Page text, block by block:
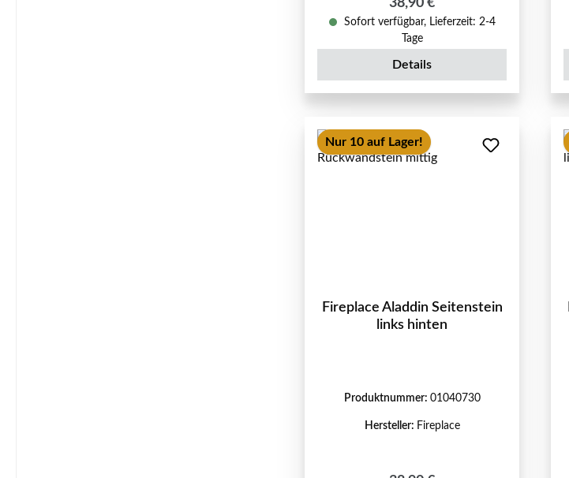
38,90 €
Sofort verfügbar, Lieferzeit: 2-4
Tage
Details
Nur 10 auf Lager!
Fireplace Aladdin Seitenstein
links hinten
Produktnummer: 01040730
Hersteller: Fireplace